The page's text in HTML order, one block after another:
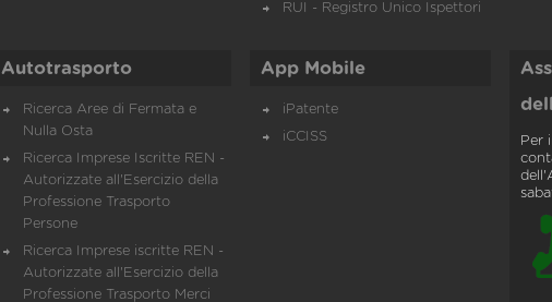
RUI - Registro Unico Ispettori
Autotrasporto
Ricerca Aree di Fermata e
Nulla Osta
Ricerca Imprese Iscritte REN -
Autorizzate all'Esercizio della
Professione Trasporto
Persone
Ricerca Imprese iscritte REN -
Autorizzate all'Esercizio della
Professione Trasporto Merci
App Mobile
iPatente
iCCISS
Per